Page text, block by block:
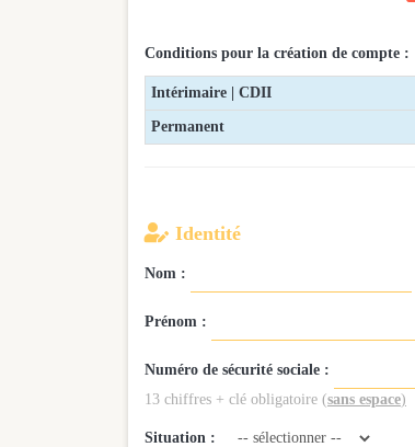
Conditions pour la création de compte :
Intérimaire | CDII
Permanent
 Identité
Nom :
Prénom :
Numéro de sécurité sociale :
13 chiffres + clé obligatoire (sans espace)
Situation :